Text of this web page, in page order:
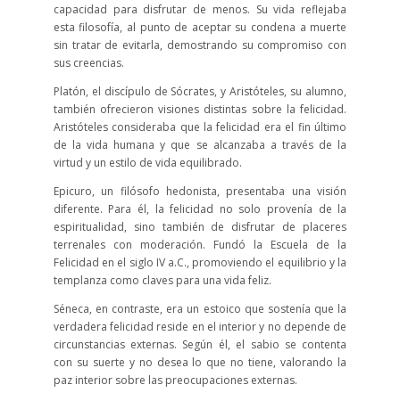
capacidad para disfrutar de menos. Su vida reflejaba
esta filosofía, al punto de aceptar su condena a muerte
sin tratar de evitarla, demostrando su compromiso con
sus creencias.
Platón, el discípulo de Sócrates, y Aristóteles, su alumno,
también ofrecieron visiones distintas sobre la felicidad.
Aristóteles consideraba que la felicidad era el fin último
de la vida humana y que se alcanzaba a través de la
virtud y un estilo de vida equilibrado.
Epicuro, un filósofo hedonista, presentaba una visión
diferente. Para él, la felicidad no solo provenía de la
espiritualidad, sino también de disfrutar de placeres
terrenales con moderación. Fundó la Escuela de la
Felicidad en el siglo IV a.C., promoviendo el equilibrio y la
templanza como claves para una vida feliz.
Séneca, en contraste, era un estoico que sostenía que la
verdadera felicidad reside en el interior y no depende de
circunstancias externas. Según él, el sabio se contenta
con su suerte y no desea lo que no tiene, valorando la
paz interior sobre las preocupaciones externas.